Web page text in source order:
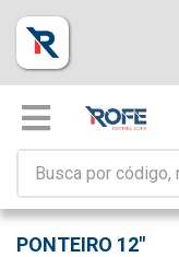
PONTEIRO 12"